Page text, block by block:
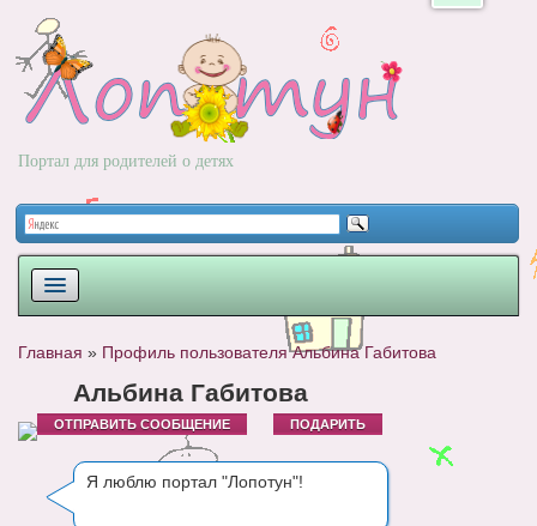
Портал для родителей о детях
РОДЫ
НОВОРОЖДЕННЫЙ
РАЗВИТИЕ
ВОПРОС-ОТВЕТ
Главная » Профиль пользователя Альбина Габитова
Альбина Габитова
ОТПРАВИТЬ СООБЩЕНИЕ ПОДАРИТЬ
Я люблю портал "Лопотун"!